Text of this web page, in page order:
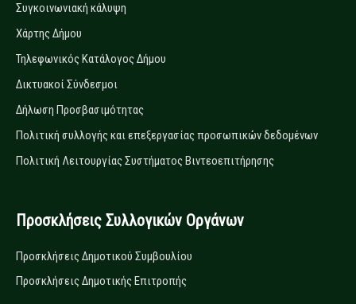
Συγκοινωνιακή κάλυψη
Χάρτης Δήμου
Τηλεφωνικός Κατάλογος Δήμου
Δικτυακοί Σύνδεσμοι
Δήλωση Προσβασιμότητας
Πολιτική συλλογής και επεξεργασίας προσωπικών δεδομένων
Πολιτική Λειτουργίας Συστήματος Βιντεοεπιτήρησης
Προσκλήσεις Συλλογικών Οργάνων
Προσκλήσεις Δημοτικού Συμβουλίου
Προσκλήσεις Δημοτικής Επιτροπής